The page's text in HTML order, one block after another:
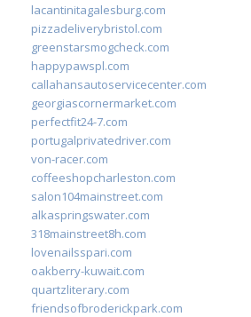
lacantinitagalesburg.com
pizzadeliverybristol.com
greenstarsmogcheck.com
happypawspl.com
callahansautoservicecenter.com
georgiascornermarket.com
perfectfit24-7.com
portugalprivatedriver.com
von-racer.com
coffeeshopcharleston.com
salon104mainstreet.com
alkaspringswater.com
318mainstreet8h.com
lovenailsspari.com
oakberry-kuwait.com
quartzliterary.com
friendsofbroderickpark.com